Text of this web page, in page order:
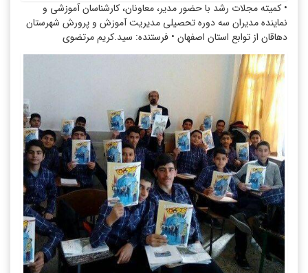
• کمیته مجلات رشد با حضور مدیر، معاونان، کارشناسان آموزشی و
نماینده مدیران سه دوره تحصیلی مدیریت آموزش و پرورش شهرستان
دهاقان از توابع استان اصفهان • فرستنده: سید.کریم مرتضوی